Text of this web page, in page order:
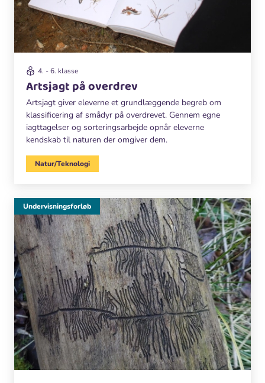
4. - 6. klasse
Artsjagt på overdrev
Artsjagt giver eleverne et grundlæggende begreb om
klassificering af smådyr på overdrevet. Gennem egne
iagttagelser og sorteringsarbejde opnår eleverne
kendskab til naturen der omgiver dem.
Natur/Teknologi
Undervisningsforløb